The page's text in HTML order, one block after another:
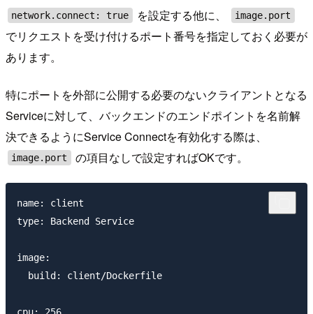
network.connect: true を設定する他に、 image.port
でリクエストを受け付けるポート番号を指定しておく必要が
あります。
特にポートを外部に公開する必要のないクライアントとなる
Serviceに対して、バックエンドのエンドポイントを名前解
決できるようにService Connectを有効化する際は、
image.port の項目なしで設定すればOKです。
name: client
type: Backend Service
image:
  build: client/Dockerfile